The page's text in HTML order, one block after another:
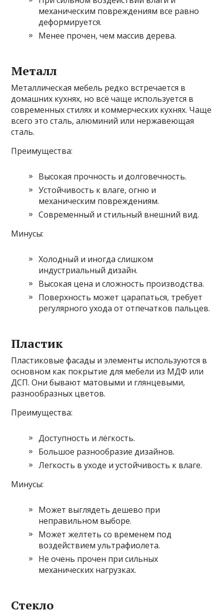
механическим повреждениям все равно
деформируется.
Менее прочен, чем массив дерева.
Металл
Металлическая мебель редко встречается в
домашних кухнях, но всё чаще используется в
современных стилях и коммерческих кухнях. Чаще
всего это сталь, алюминий или нержавеющая
сталь.
Преимущества:
Высокая прочность и долговечность.
Устойчивость к влаге, огню и
механическим повреждениям.
Современный и стильный внешний вид.
Минусы:
Холодный и иногда слишком
индустриальный дизайн.
Высокая цена и сложность производства.
Поверхность может царапаться, требует
регулярного ухода от отпечатков пальцев.
Пластик
Пластиковые фасады и элементы используются в
основном как покрытие для мебели из МДФ или
ДСП. Они бывают матовыми и глянцевыми,
разнообразных цветов.
Преимущества:
Доступность и лёгкость.
Большое разнообразие дизайнов.
Легкость в уходе и устойчивость к влаге.
Минусы:
Может выглядеть дешево при
неправильном выборе.
Может желтеть со временем под
воздействием ультрафиолета.
Не очень прочен при сильных
механических нагрузках.
Стекло